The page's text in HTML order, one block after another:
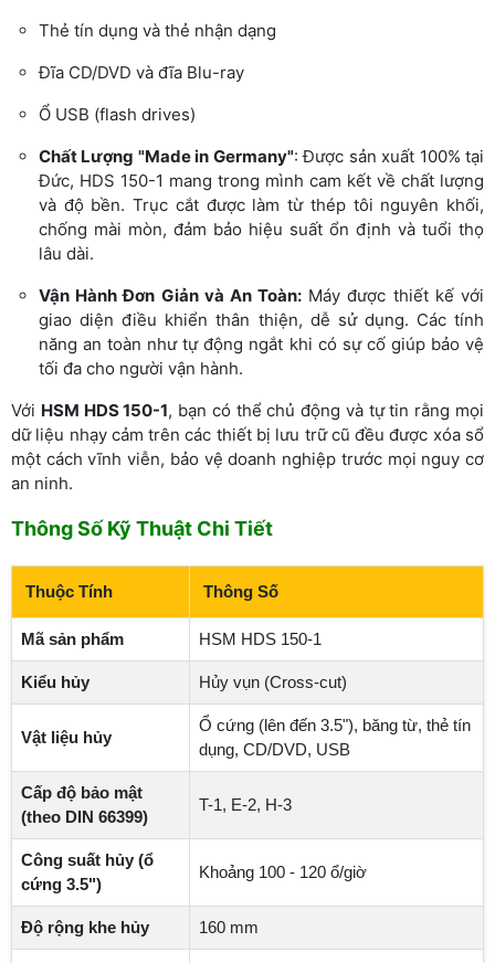
Thẻ tín dụng và thẻ nhận dạng
Đĩa CD/DVD và đĩa Blu-ray
Ổ USB (flash drives)
Chất Lượng "Made in Germany": Được sản xuất 100% tại
Đức, HDS 150-1 mang trong mình cam kết về chất lượng
và độ bền. Trục cắt được làm từ thép tôi nguyên khối,
chống mài mòn, đảm bảo hiệu suất ổn định và tuổi thọ
lâu dài.
Vận Hành Đơn Giản và An Toàn: Máy được thiết kế với
giao diện điều khiển thân thiện, dễ sử dụng. Các tính
năng an toàn như tự động ngắt khi có sự cố giúp bảo vệ
tối đa cho người vận hành.
Với HSM HDS 150-1, bạn có thể chủ động và tự tin rằng mọi
dữ liệu nhạy cảm trên các thiết bị lưu trữ cũ đều được xóa sổ
một cách vĩnh viễn, bảo vệ doanh nghiệp trước mọi nguy cơ
an ninh.
Thông Số Kỹ Thuật Chi Tiết
Thuộc Tính Thông Số
Mã sản phẩm HSM HDS 150-1
Kiểu hủy Hủy vụn (Cross-cut)
Vật liệu hủy
Ổ cứng (lên đến 3.5"), băng từ, thẻ tín
dụng, CD/DVD, USB
Cấp độ bảo mật
(theo DIN 66399)
T-1, E-2, H-3
Công suất hủy (ổ
cứng 3.5")
Khoảng 100 - 120 ổ/giờ
Độ rộng khe hủy 160 mm